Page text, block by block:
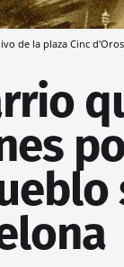
de la plaza Cinc